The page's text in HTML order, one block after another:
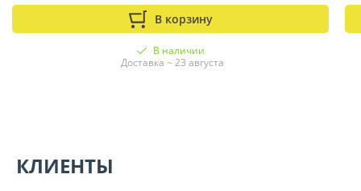
В корзину
В наличии
Доставка ~ 23 августа
КЛИЕНТЫ